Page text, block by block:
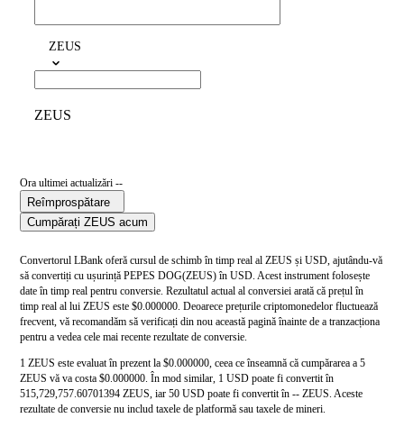
ZEUS
ZEUS
Ora ultimei actualizări --
Reîmprospătare
Cumpărați ZEUS acum
Convertorul LBank oferă cursul de schimb în timp real al ZEUS și USD, ajutându-vă
să convertiți cu ușurință PEPES DOG(ZEUS) în USD. Acest instrument folosește
date în timp real pentru conversie. Rezultatul actual al conversiei arată că prețul în
timp real al lui ZEUS este $0.000000. Deoarece prețurile criptomonedelor fluctuează
frecvent, vă recomandăm să verificați din nou această pagină înainte de a tranzacționa
pentru a vedea cele mai recente rezultate de conversie.
1 ZEUS este evaluat în prezent la $0.000000, ceea ce înseamnă că cumpărarea a 5
ZEUS vă va costa $0.000000. În mod similar, 1 USD poate fi convertit în
515,729,757.60701394 ZEUS, iar 50 USD poate fi convertit în -- ZEUS. Aceste
rezultate de conversie nu includ taxele de platformă sau taxele de mineri.